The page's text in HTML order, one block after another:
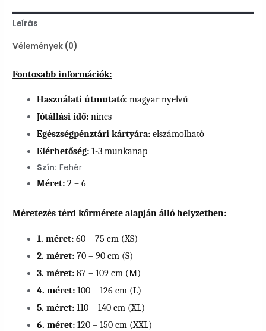
Leírás
Vélemények (0)
Fontosabb információk:
Használati útmutató: magyar nyelvű
Jótállási idő: nincs
Egészségpénztári kártyára: elszámolható
Elérhetőség: 1-3 munkanap
Szín: Fehér
Méret: 2 – 6
Méretezés térd kőrmérete alapján álló helyzetben:
1. méret: 60 – 75 cm (XS)
2. méret: 70 – 90 cm (S)
3. méret: 87 – 109 cm (M)
4. méret: 100 – 126 cm (L)
5. méret: 110 – 140 cm (XL)
6. méret: 120 – 150 cm (XXL)